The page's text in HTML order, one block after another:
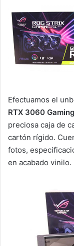
Efectuamos el
RTX 3060
preciosa caja de
cartón rígido.
fotos,
en acabado vinilo.